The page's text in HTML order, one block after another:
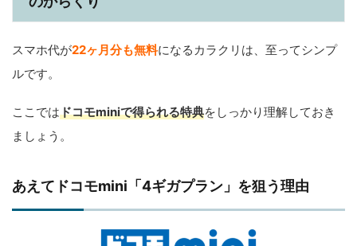
スマホ代が22ヶ月分も無料になるカラクリは、至ってシンプ
ルです。
ここではドコモminiで得られる特典をしっかり理解しておき
ましょう。
あえてドコモmini「4ギガプラン」を狙う理由